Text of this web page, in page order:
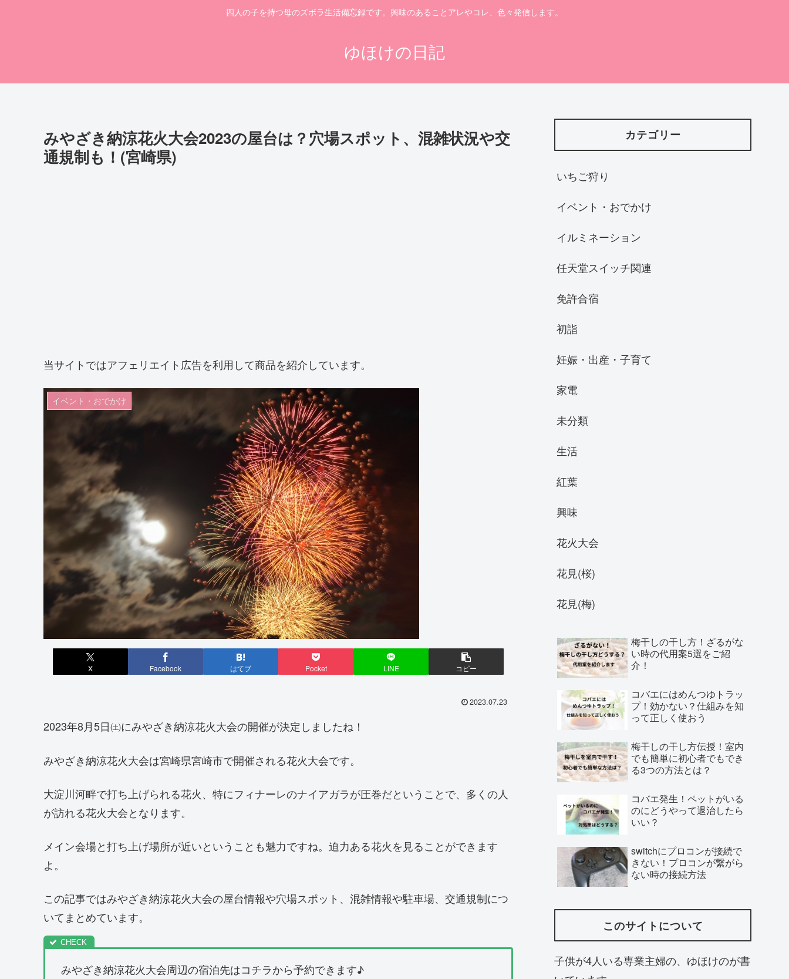
四人の子を持つ母のズボラ生活備忘録です。興味のあることアレやコレ、色々発信します。
ゆほけの日記
みやざき納涼花火大会2023の屋台は？穴場スポット、混雑状況や交
通規制も！(宮崎県)
当サイトではアフェリエイト広告を利用して商品を紹介しています。
イベント・おでかけ
X Facebook はてブ Pocket LINE コピー
2023.07.23
2023年8月5日㈯にみやざき納涼花火大会の開催が決定しましたね！
みやざき納涼花火大会は宮崎県宮崎市で開催される花火大会です。
大淀川河畔で打ち上げられる花火、特にフィナーレのナイアガラが圧巻だということで、多くの人
が訪れる花火大会となります。
メイン会場と打ち上げ場所が近いということも魅力ですね。迫力ある花火を見ることができます
よ。
この記事ではみやざき納涼花火大会の屋台情報や穴場スポット、混雑情報や駐車場、交通規制につ
いてまとめています。
みやざき納涼花火大会周辺の宿泊先はコチラから予約できます♪
カテゴリー
いちご狩り
イベント・おでかけ
イルミネーション
任天堂スイッチ関連
免許合宿
初詣
妊娠・出産・子育て
家電
未分類
生活
紅葉
興味
花火大会
花見(桜)
花見(梅)
梅干しの干し方！ざるがな
い時の代用案5選をご紹
介！
コバエにはめんつゆトラッ
プ！効かない？仕組みを知
って正しく使おう
梅干しの干し方伝授！室内
でも簡単に初心者でもでき
る3つの方法とは？
コバエ発生！ペットがいる
のにどうやって退治したら
いい？
switchにプロコンが接続で
きない！プロコンが繋がら
ない時の接続方法
このサイトについて
子供が4人いる専業主婦の、ゆほけのが書